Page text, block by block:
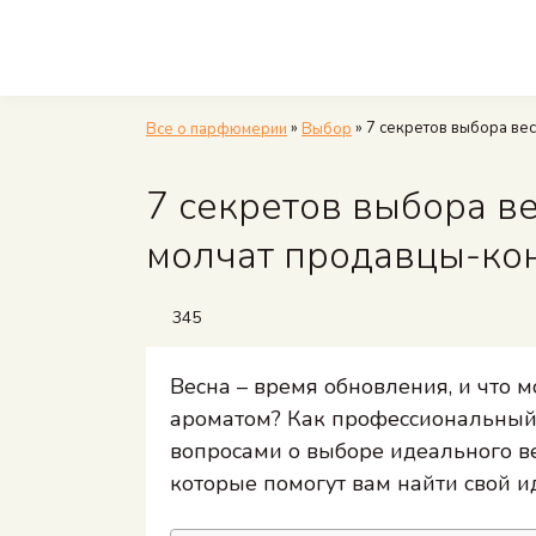
Все о парфюмерии » Выбор » 7 секретов выбора
7 секретов выбора
молчат продавцы-
345
Весна – время обновления, и что
ароматом? Как
вопросами о выборе идеального
которые помогут вам найти свой